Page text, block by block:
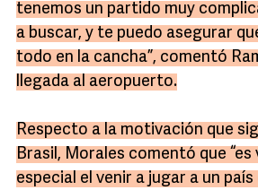
tenemos un partido muy
a buscar, y te puedo asegurar
todo en la cancha”, comentó
llegada al aeropuerto.
Respecto a la motivación que
Brasil, Morales comentó que
especial el venir a jugar a un